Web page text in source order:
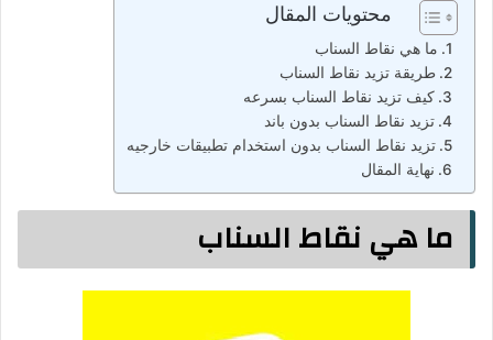
محتويات المقال
ما هي نقاط السناب
طريقة تزيد نقاط السناب
كيف تزيد نقاط السناب بسرعه
تزيد نقاط السناب بدون باند
تزيد نقاط السناب بدون استخدام تطبيقات خارجيه
نهاية المقال
ما هي نقاط السناب